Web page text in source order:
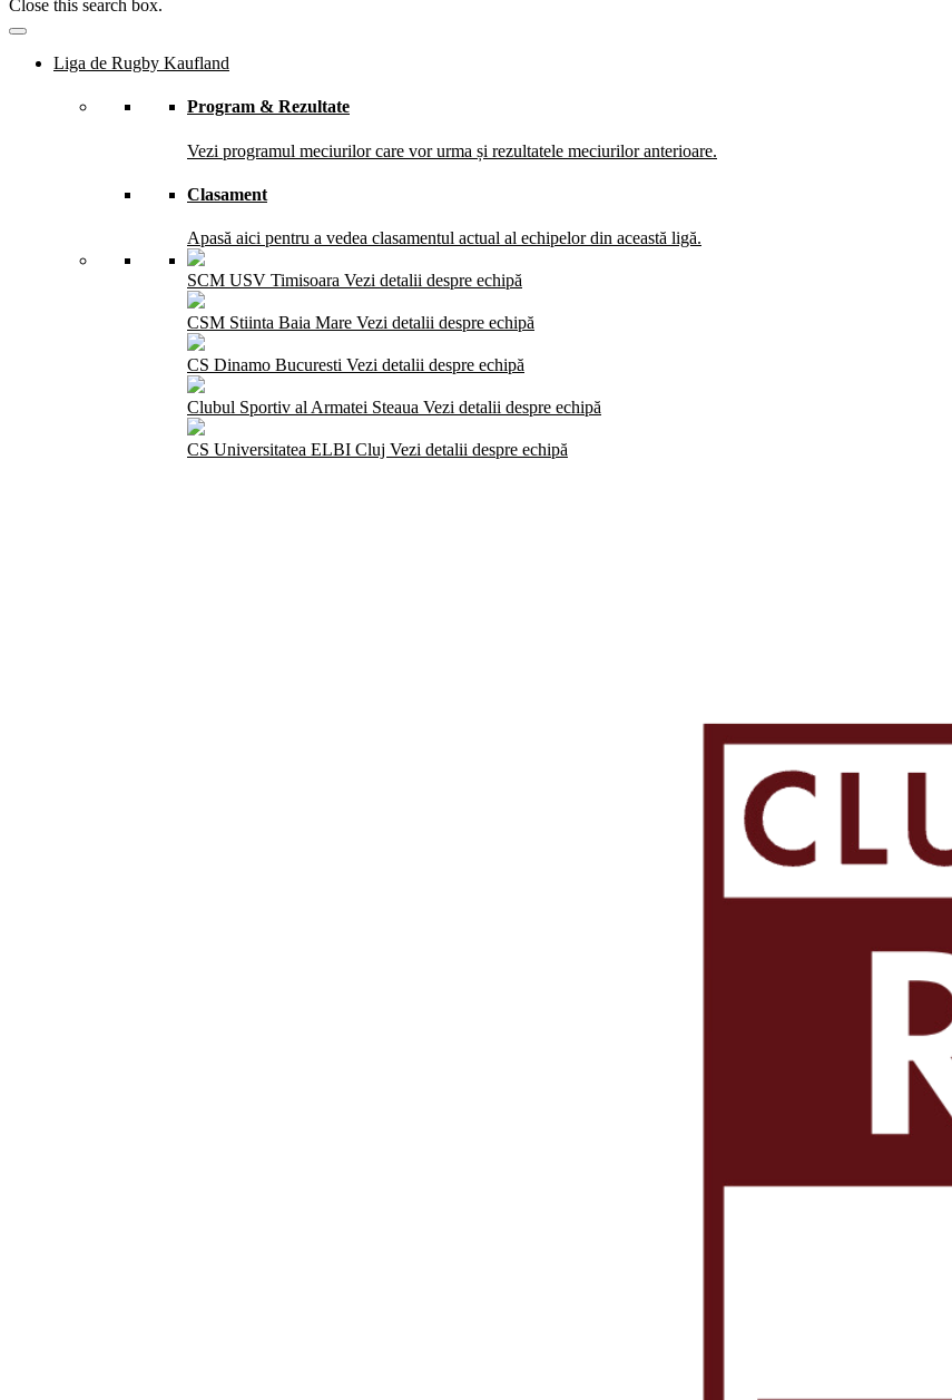
Close this search box.
Liga de Rugby Kaufland
Program & Rezultate
Vezi programul meciurilor care vor urma și rezultatele meciurilor anterioare.
Clasament
Apasă aici pentru a vedea clasamentul actual al echipelor din această ligă.
SCM USV Timisoara Vezi detalii despre echipă
CSM Stiinta Baia Mare Vezi detalii despre echipă
CS Dinamo Bucuresti Vezi detalii despre echipă
Clubul Sportiv al Armatei Steaua Vezi detalii despre echipă
CS Universitatea ELBI Cluj Vezi detalii despre echipă